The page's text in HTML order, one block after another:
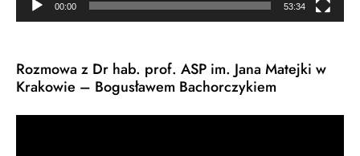
00:00 53:34
Rozmowa z Dr hab. prof. ASP im. Jana Matejki w
Krakowie – Bogusławem Bachorczykiem